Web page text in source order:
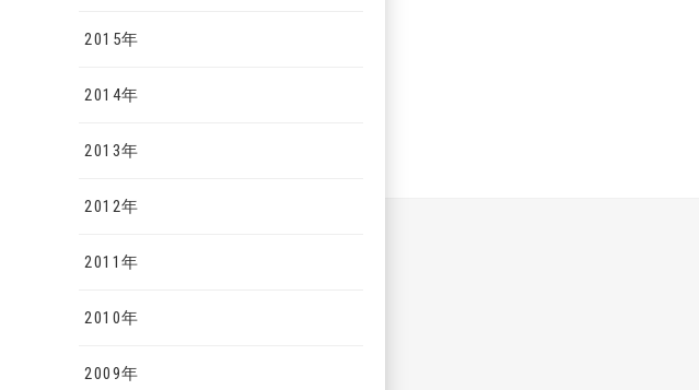
2015年
2014年
2013年
2012年
2011年
2010年
2009年